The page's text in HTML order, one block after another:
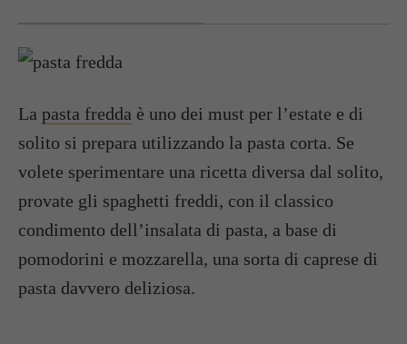
La pasta fredda è uno dei must per l’estate e di
solito si prepara utilizzando la pasta corta. Se
volete sperimentare una ricetta diversa dal solito,
provate gli spaghetti freddi, con il classico
condimento dell’insalata di pasta, a base di
pomodorini e mozzarella, una sorta di caprese di
pasta davvero deliziosa.